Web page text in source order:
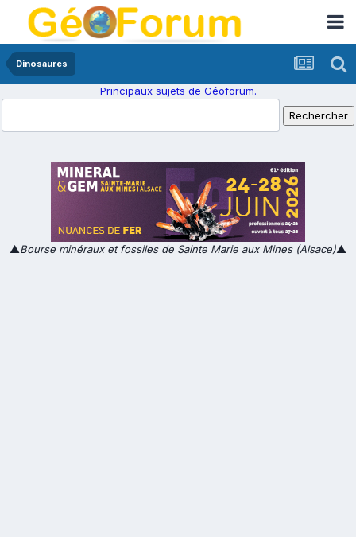
Dinosaures
Principaux sujets de Géoforum.
▲Bourse minéraux et fossiles de Sainte Marie aux Mines (Alsace)▲